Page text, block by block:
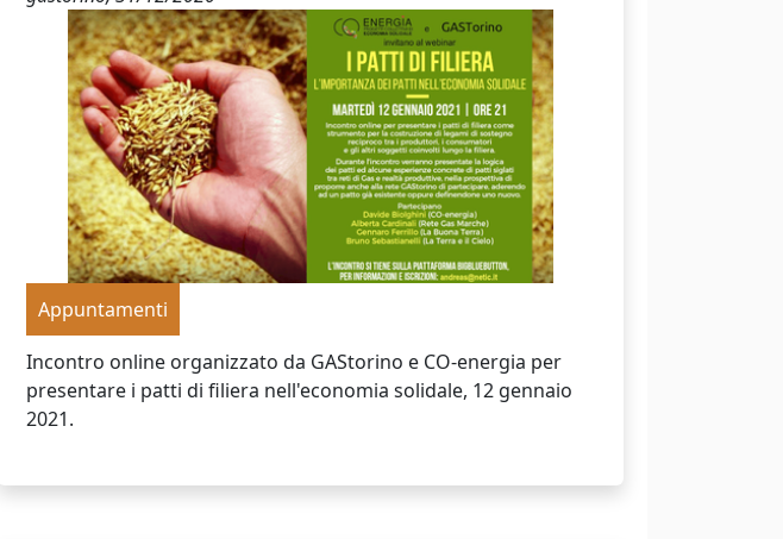
Appuntamenti
Incontro online organizzato da GAStorino e CO-energia per
presentare i patti di filiera nell'economia solidale, 12 gennaio
2021.